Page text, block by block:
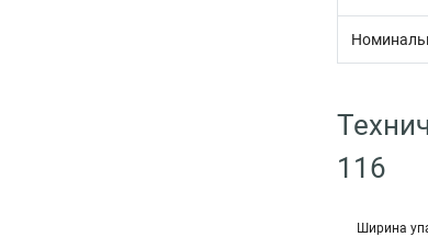
116
Ширина